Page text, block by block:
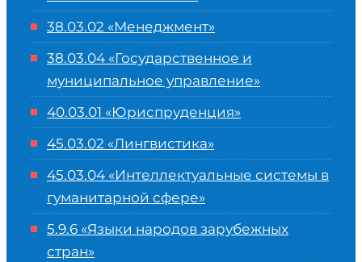
38.03.02 «Менеджмент»
38.03.04 «Государственное и
муниципальное управление»
40.03.01 «Юриспруденция»
45.03.02 «Лингвистика»
45.03.04 «Интеллектуальные системы в
гуманитарной сфере»
5.9.6 «Языки народов зарубежных
стран»